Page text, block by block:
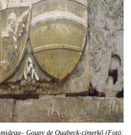
Goupy de Quabeck-címerkő (Fotó: